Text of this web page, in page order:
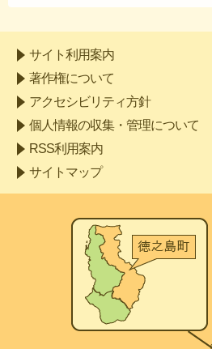
サイト利用案内
著作権について
アクセシビリティ方針
個人情報の収集・管理について
RSS利用案内
サイトマップ